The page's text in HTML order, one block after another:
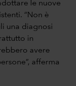
le nuove
“Non è
una diagnosi
in
avere
afferma